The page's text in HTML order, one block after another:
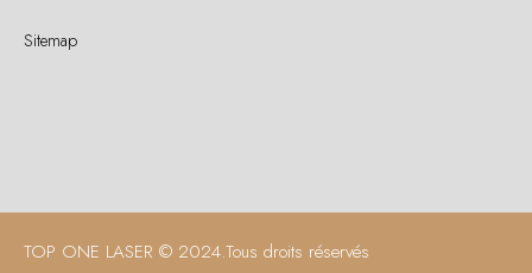
Sitemap
TOP ONE LASER © 2024.Tous droits réservés